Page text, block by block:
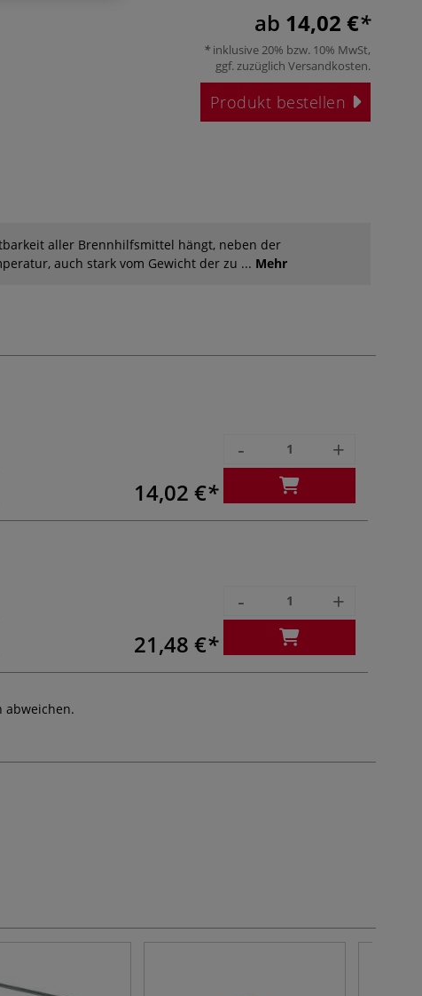
ab 14,02 €
inklusive 20% bzw. 10% MwSt,
ggf. zuzüglich Versandkosten.
Produkt bestellen
aller Brennhilfsmittel hängt, neben der
auch stark vom Gewicht der zu ... Mehr
14,02 €
- +
21,48 €
- +
abweichen.